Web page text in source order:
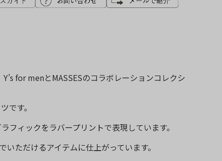
for menとMASSESのコラボレーションコレクシ
です。
フィックをラバープリントで表現しています。
ただけるアイテムに仕上がっています。